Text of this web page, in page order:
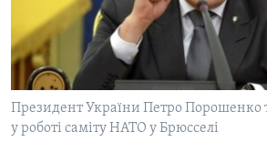
СУСПІЛЬСТВО
ЕКОНОМІКА
ІСТОРІЇ УСПІХУ УКРАЇНЦІВ
ТЕЛЕПРОГРАМИ
ЧАС-TIME
БРИФІНГ ГОЛОСУ АМЕРИКИ
СТУДІЯ ВАШИНГТОН
ENGLISH
Learning English
Президент України Петро Порошенко
у роботі саміту НАТО у Брюсселі